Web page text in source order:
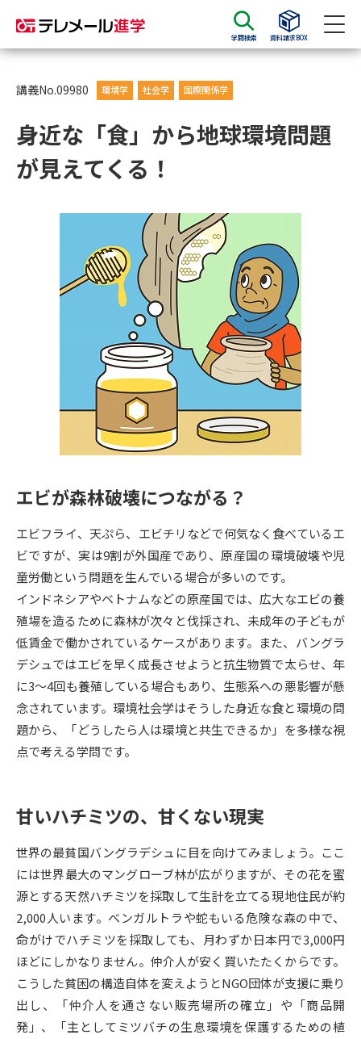
学問検索 資料請求BOX
資料請求
大学・短大の資料種類から請求
総合型選抜・学校推薦型選抜 募
大学入学共通テスト利用選抜の
募集要項＆願書
大学・短大以外の資料から請求
専門学校の資料請求 大学院の資料請求
留学・進学関連、塾・予備校
内」の請求
大学入学共通テスト「受験上の
配慮案内」の請求
高等学校卒業程度認定試験
幼稚園教員資格認定試験 小学校教員資格認定試験
高等学校（情報）教員資格認定
試験
大学研究 大学検索
大学で学べる内容や特徴を調べる
新増設大学・学部・学科特集
国際・グローバルに強い大学特
データサイエンス特集
（高3生用）
（高2生用）
SELFBRAND特集ページ
オープンキャンパスなどを調べる
オープンキャンパス検索 実施プログラムから探す
来場型・Web型イベント特集 夢ナビライブ
講義No.09980 環境学 社会学 国際関係学
身近な「食」から地球環境問題
が見えてくる！
エビが森林破壊につながる？
エビフライ、天ぷら、エビチリなどで何気なく食べているエ
ビですが、実は9割が外国産であり、原産国の環境破壊や児
童労働という問題を生んでいる場合が多いのです。
インドネシアやベトナムなどの原産国では、広大なエビの養
殖場を造るために森林が次々と伐採され、未成年の子どもが
低賃金で働かされているケースがあります。また、バングラ
デシュではエビを早く成長させようと抗生物質で太らせ、年
に3～4回も養殖している場合もあり、生態系への悪影響が懸
念されています。環境社会学はそうした身近な食と環境の問
題から、「どうしたら人は環境と共生できるか」を多様な視
点で考える学問です。
甘いハチミツの、甘くない現実
世界の最貧国バングラデシュに目を向けてみましょう。ここ
には世界最大のマングローブ林が広がりますが、その花を蜜
源とする天然ハチミツを採取して生計を立てる現地住民が約
2,000人います。ベンガルトラや蛇もいる危険な森の中で、
命がけでハチミツを採取しても、月わずか日本円で3,000円
ほどにしかなりません。仲介人が安く買いたたくからです。
こうした貧困の構造自体を変えようとNGO団体が支援に乗り
出し、「仲介人を通さない販売場所の確立」や「商品開
発」、「主としてミツバチの生息環境を保護するための植